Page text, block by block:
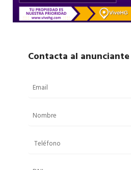
Contacta al anunciante